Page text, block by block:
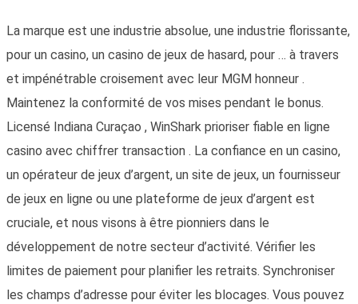
La marque est une industrie absolue, une industrie florissante,
pour un casino, un casino de jeux de hasard, pour … à travers
et impénétrable croisement avec leur MGM honneur .
Maintenez la conformité de vos mises pendant le bonus.
Licensé Indiana Curaçao , WinShark prioriser fiable en ligne
casino avec chiffrer transaction . La confiance en un casino,
un opérateur de jeux d’argent, un site de jeux, un fournisseur
de jeux en ligne ou une plateforme de jeux d’argent est
cruciale, et nous visons à être pionniers dans le
développement de notre secteur d’activité. Vérifier les
limites de paiement pour planifier les retraits. Synchroniser
les champs d’adresse pour éviter les blocages. Vous pouvez